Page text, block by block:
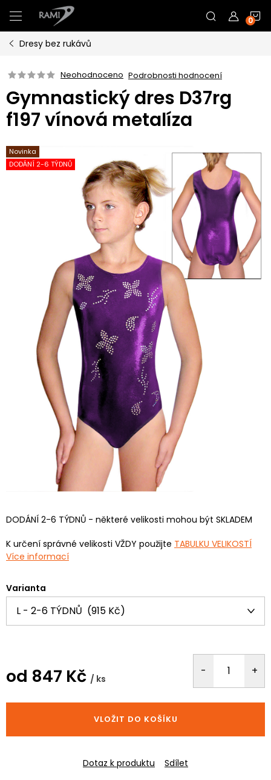
na
obsah
Dresy bez rukávů
Neohodnoceno Podrobnosti hodnocení
Gymnastický dres D37rg
f197 vínová metalíza
Novinka
DODÁNÍ 2-6 TÝDNŮ
DODÁNÍ 2-6 TÝDNŮ - některé velikosti mohou být SKLADEM
K určení správné velikosti VŽDY použijte TABULKU VELIKOSTÍ
Více informací
Varianta
od 847 Kč / ks
cena:
VLOŽIT DO KOŠÍKU
Dotaz k produktu Sdílet